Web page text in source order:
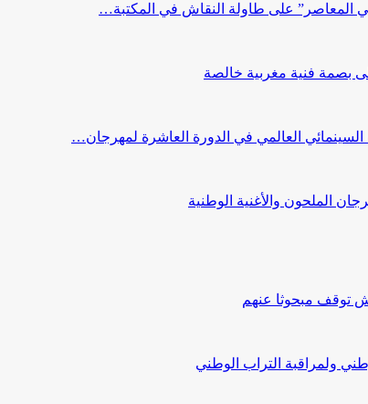
المعاصر” على طاولة النقاش في المكتبة…
بصمة فنية مغربية خالصة
السينمائي العالمي في الدورة العاشرة لمهرجان…
الملحون والأغنية الوطنية
توقف مبحوثا عنهم
ولمراقبة التراب الوطني